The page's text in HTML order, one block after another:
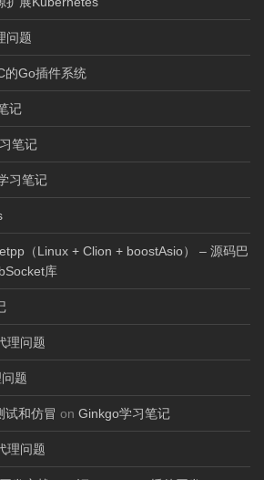
问题
的Go插件系统
记
笔记
习笔记
（Linux + Clion + boostAsio） – 源码巴
库
理问题
题
试和仿冒 on Ginkgo学习笔记
理问题